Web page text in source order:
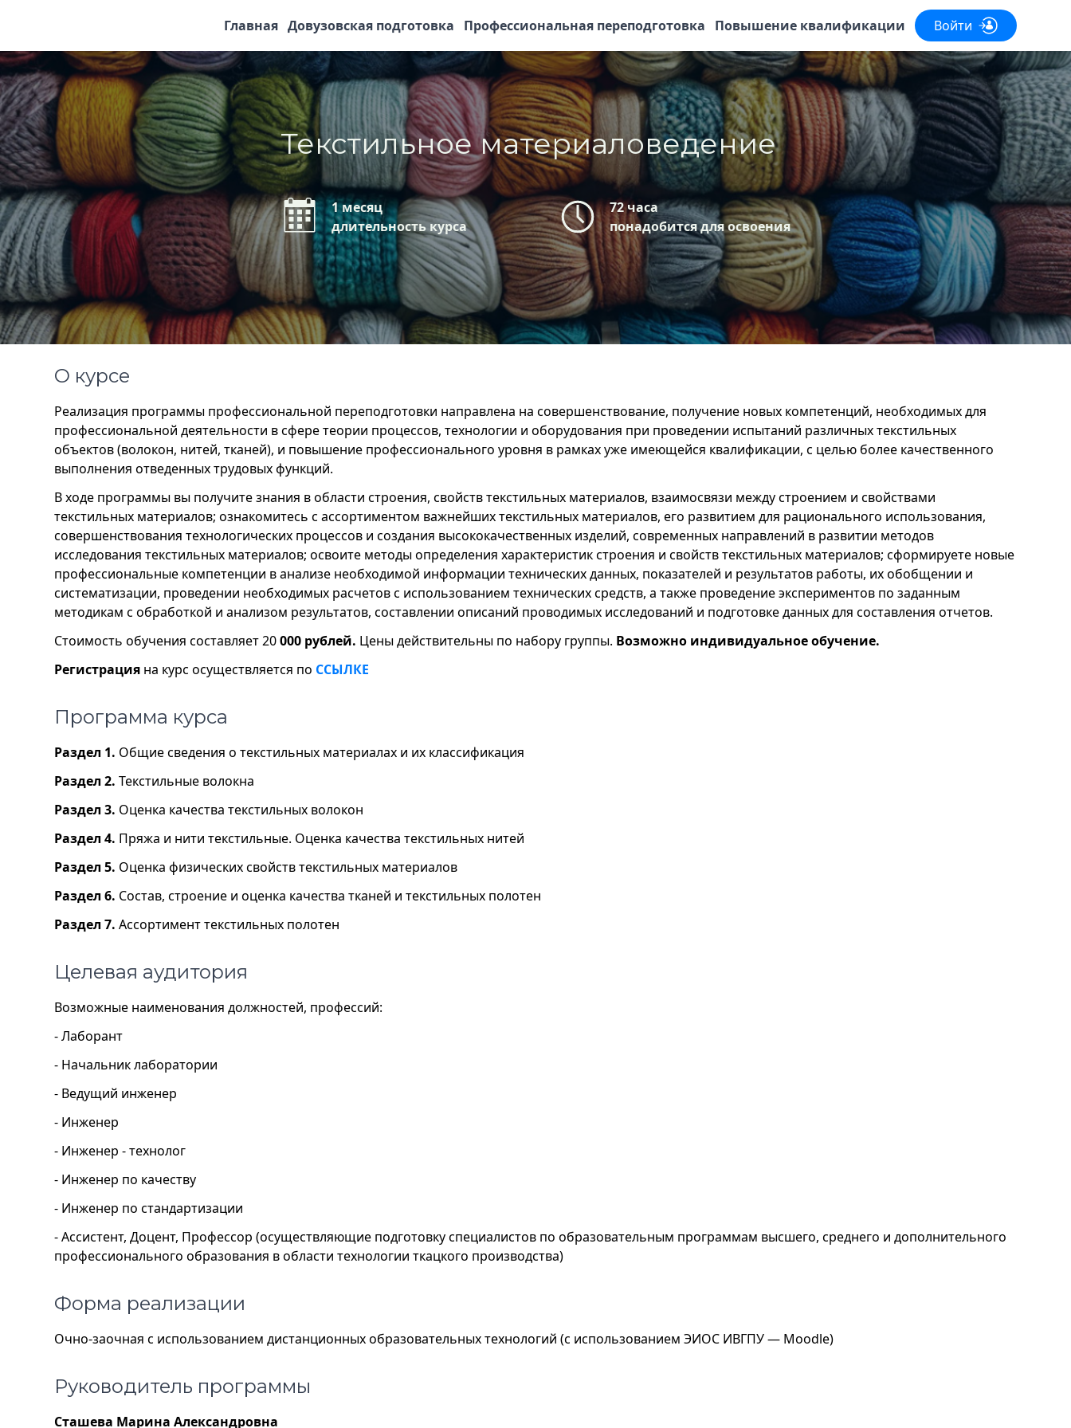
Главная Довузовская подготовка Профессиональная переподготовка Повышение квалификации Войти
Текстильное материаловедение
1 месяц
длительность курса
72 часа
понадобится для освоения
О курсе
Реализация программы профессиональной переподготовки направлена на совершенствование, получение новых компетенций, необходимых для
профессиональной деятельности в сфере теории процессов, технологии и оборудования при проведении испытаний различных текстильных
объектов (волокон, нитей, тканей), и повышение профессионального уровня в рамках уже имеющейся квалификации, с целью более качественного
выполнения отведенных трудовых функций.
В ходе программы вы получите знания в области строения, свойств текстильных материалов, взаимосвязи между строением и свойствами
текстильных материалов; ознакомитесь с ассортиментом важнейших текстильных материалов, его развитием для рационального использования,
совершенствования технологических процессов и создания высококачественных изделий, современных направлений в развитии методов
исследования текстильных материалов; освоите методы определения характеристик строения и свойств текстильных материалов; сформируете новые
профессиональные компетенции в анализе необходимой информации технических данных, показателей и результатов работы, их обобщении и
систематизации, проведении необходимых расчетов с использованием технических средств, а также проведение экспериментов по заданным
методикам с обработкой и анализом результатов, составлении описаний проводимых исследований и подготовке данных для составления отчетов.
Стоимость обучения составляет 20000 рублей. Цены действительны по набору группы. Возможно индивидуальное обучение.
Регистрация на курс осуществляется по ССЫЛКЕ
Программа курса
Раздел 1. Общие сведения о текстильных материалах и их классификация
Раздел 2. Текстильные волокна
Раздел 3. Оценка качества текстильных волокон
Раздел 4. Пряжа и нити текстильные. Оценка качества текстильных нитей
Раздел 5. Оценка физических свойств текстильных материалов
Раздел 6. Состав, строение и оценка качества тканей и текстильных полотен
Раздел 7. Ассортимент текстильных полотен
Целевая аудитория
Возможные наименования должностей, профессий:
- Лаборант
- Начальник лаборатории
- Ведущий инженер
- Инженер
- Инженер - технолог
- Инженер по качеству
- Инженер по стандартизации
- Ассистент, Доцент, Профессор (осуществляющие подготовку специалистов по образовательным программам высшего, среднего и дополнительного
профессионального образования в области технологии ткацкого производства)
Форма реализации
Очно-заочная с использованием дистанционных образовательных технологий (с использованием ЭИОС ИВГПУ — Moodle)
Руководитель программы
Сташева Марина Александровна